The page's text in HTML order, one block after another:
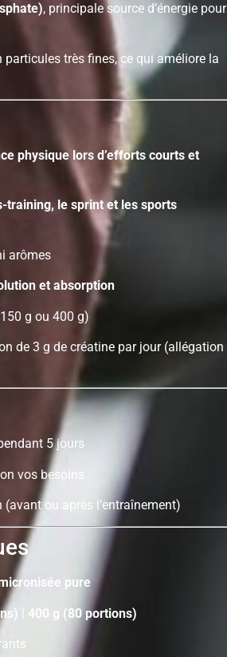
, principale source d’énergie pour
particules très fines, ce qui améliore la
physique lors d’efforts courts et
training, le sprint et les sports
arômes
et absorption
g ou 400 g)
de 3 g de créatine par jour (allégation
5 jours
vos besoins
ou après l’entraînement)
pure
400 g (80 portions)